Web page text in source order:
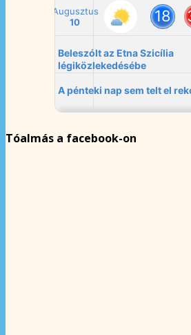
Tóalmás a facebook-on